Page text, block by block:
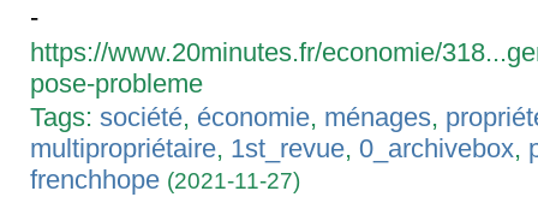
-
https://www.20minutes.fr/economie/
pose-probleme
Tags:société, économie, ménages,
multipropriétaire, 1st_revue,0_archivebox,
frenchhope (2021-11-27)